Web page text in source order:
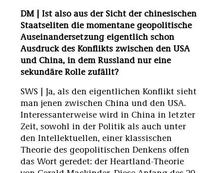
DM | Ist also aus der Sicht der chinesischen
Staatseliten die momentane geopolitische
Auseinandersetzung eigentlich schon
Ausdruck des Konflikts zwischen den USA
und China, in dem Russland nur eine
sekundäre Rolle zufällt?
SWS | Ja, als den eigentlichen Konflikt sieht
man jenen zwischen China und den USA.
Interessanterweise wird in China in letzter
Zeit, sowohl in der Politik als auch unter
den Intellektuellen, einer klassischen
Theorie des geopolitischen Denkens offen
das Wort geredet: der Heartland-Theorie